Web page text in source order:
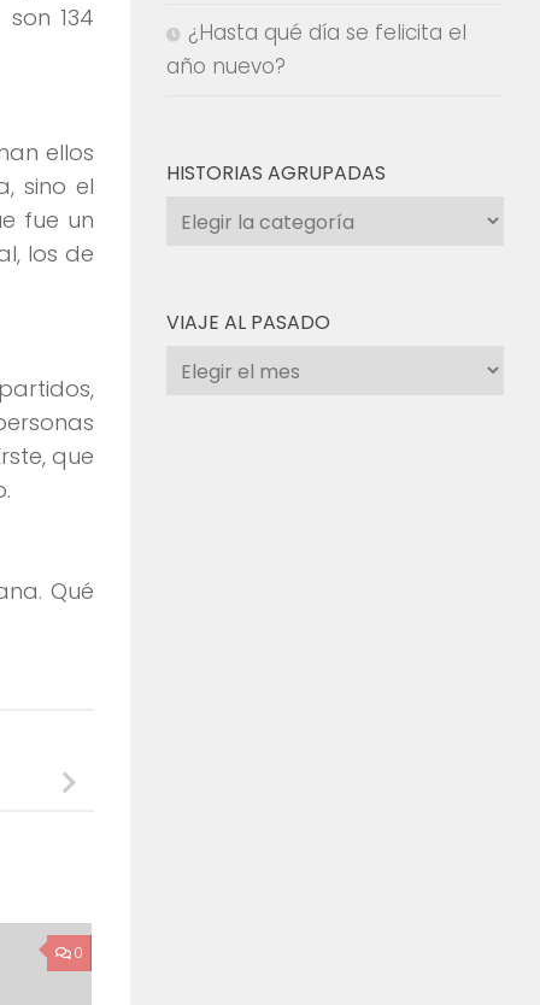
134
ellos
sino el
fue un
los de
que
Qué
0
¿Hasta qué día se felicita el
año nuevo?
HISTORIAS AGRUPADAS
Historias
agrupadas
VIAJE AL PASADO
Viaje